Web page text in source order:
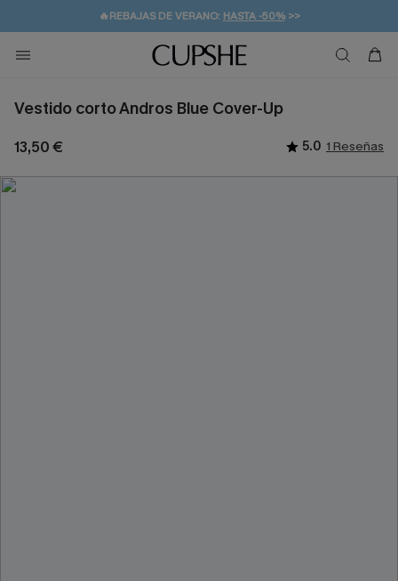
👒PROMOCIÓN DE VERANO:-10% EN 2 VESTIDOS
💌¡SUSCRIBIRSE & GANAR -10% EXTRA!
🚚ENVÍO GRATUITO A PARTIR DE 49 € >>
Vestido corto Andros Blue Cover-Up
13,50 € 5.0 1 Reseñas